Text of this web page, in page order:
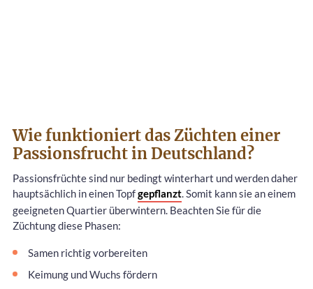
Wie funktioniert das Züchten einer
Passionsfrucht in Deutschland?
Passionsfrüchte sind nur bedingt winterhart und werden daher
hauptsächlich in einen Topfgepflanzt . Somit kann sie an einem
geeigneten Quartier überwintern. Beachten Sie für die
Züchtung diese Phasen:
Samen richtig vorbereiten
Keimung und Wuchs fördern